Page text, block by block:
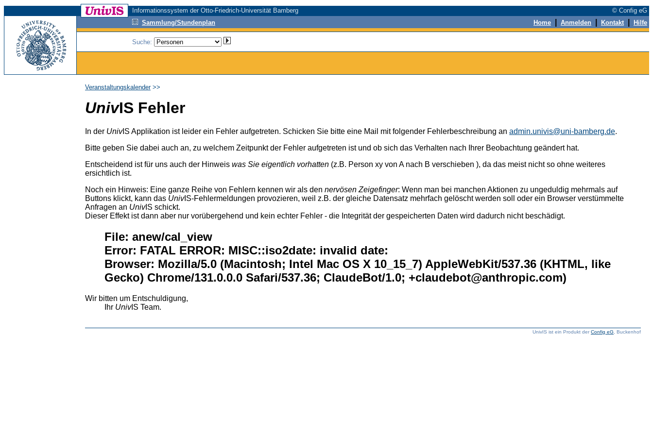
Informationssystem der Otto-Friedrich-Universität Bamberg
© Config eG
Sammlung/Stundenplan
Home Anmelden Kontakt Hilfe
Suche:
Veranstaltungskalender>>
UnivIS Fehler
In der UnivIS Applikation ist leider ein Fehler aufgetreten. Schicken Sie bitte eine Mail mit folgender Fehlerbeschreibung an admin.univis@uni-bamberg.de.
Bitte geben Sie dabei auch an, zu welchem Zeitpunkt der Fehler aufgetreten ist und ob sich das Verhalten nach Ihrer Beobachtung geändert hat.
Entscheidend ist für uns auch der Hinweis was Sie eigentlich vorhatten (z.B. Person xy von A nach B verschieben ), da das meist nicht so ohne weiteres
ersichtlich ist.
Noch ein Hinweis: Eine ganze Reihe von Fehlern kennen wir als den nervösen Zeigefinger: Wenn man bei manchen Aktionen zu ungeduldig mehrmals auf
Buttons klickt, kann das UnivIS-Fehlermeldungen provozieren, weil z.B. der gleiche Datensatz mehrfach gelöscht werden soll oder ein Browser verstümmelte
Anfragen an UnivIS schickt.
Dieser Effekt ist dann aber nur vorübergehend und kein echter Fehler - die Integrität der gespeicherten Daten wird dadurch nicht beschädigt.
File: anew/cal_view
Error: FATAL ERROR: MISC::iso2date: invalid date:
Browser: Mozilla/5.0 (Macintosh; Intel Mac OS X 10_15_7) AppleWebKit/537.36 (KHTML, like
Gecko) Chrome/131.0.0.0 Safari/537.36; ClaudeBot/1.0; +claudebot@anthropic.com)
Wir bitten um Entschuldigung,
Ihr UnivIS Team.
UnivIS ist ein Produkt derConfig eG , Buckenhof